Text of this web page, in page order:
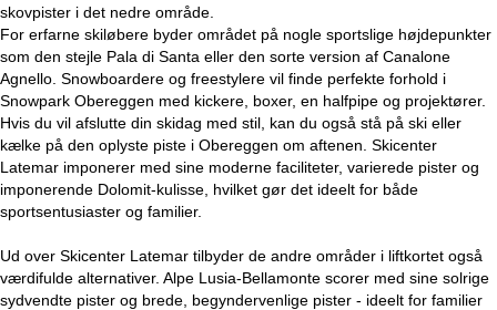
skovpister i det nedre område.
For erfarne skiløbere byder området på nogle sportslige højdepunkter
som den stejle Pala di Santa eller den sorte version af Canalone
Agnello. Snowboardere og freestylere vil finde perfekte forhold i
Snowpark Obereggen med kickere, boxer, en halfpipe og projektører.
Hvis du vil afslutte din skidag med stil, kan du også stå på ski eller
kælke på den oplyste piste i Obereggen om aftenen. Skicenter
Latemar imponerer med sine moderne faciliteter, varierede pister og
imponerende Dolomit-kulisse, hvilket gør det ideelt for både
sportsentusiaster og familier.
Ud over Skicenter Latemar tilbyder de andre områder i liftkortet også
værdifulde alternativer. Alpe Lusia-Bellamonte scorer med sine solrige
sydvendte pister og brede, begyndervenlige pister - ideelt for familier